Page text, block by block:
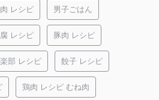
レシピ 男子ごはん
レシピ 豚肉 レシピ
部 レシピ 餃子 レシピ
鶏肉 レシピ むね肉